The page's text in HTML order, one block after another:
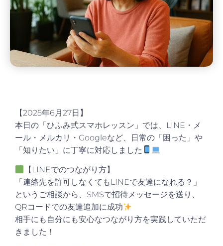
【2025年6月27日】
本日の「ひふみ式スマホレッスン」では、LINE・メ
ール・メルカリ・Googleなど、
日常の「困った」や
「知りたい」に丁寧に対応しました
【LINEでのつながり方】
「連絡先を許可しなくてもLINEで友達になれる？」
というご相談から、SMSで招待メッセージを送り、
QRコードでの友達追加に成功
相手にも自分にも安心なつながり方を実践していただ
きました！